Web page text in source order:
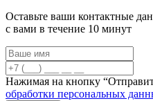
Оставьте ваши контактные
с вами в течение 10 минут
Нажимая на кнопку
обработки персональных